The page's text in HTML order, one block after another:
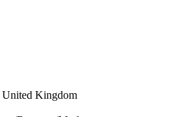
United Kingdom